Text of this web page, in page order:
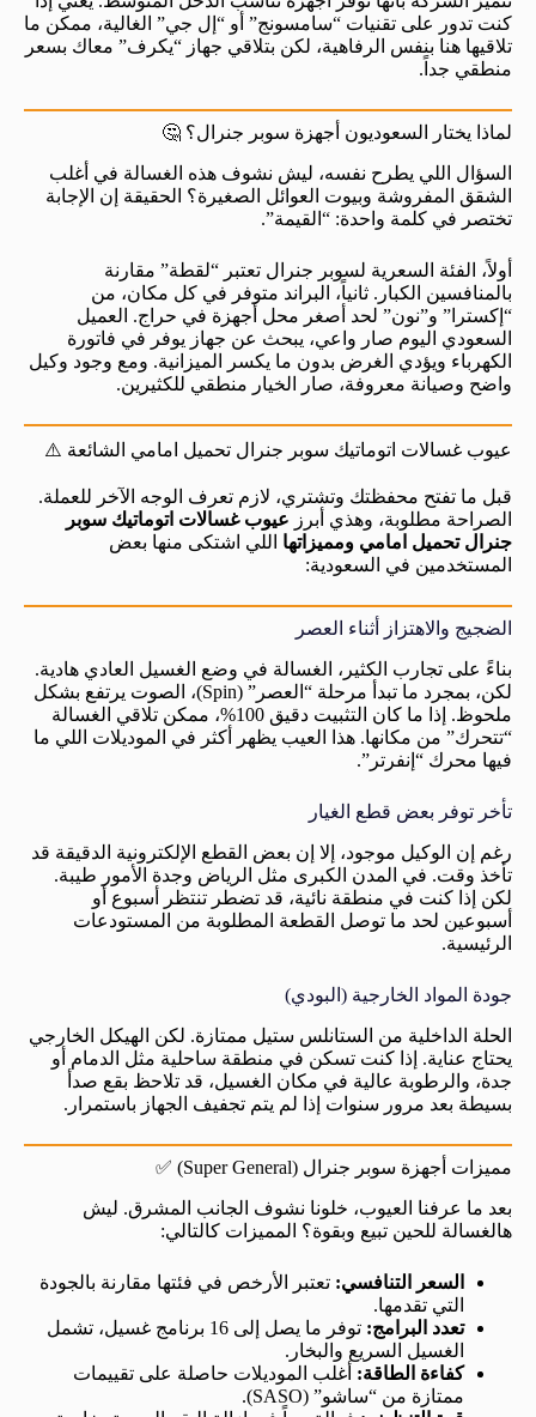
كنت تدور على تقنيات “سامسونج” أو “إل جي” الغالية، ممكن ما
تلاقيها هنا بنفس الرفاهية، لكن بتلاقي جهاز “يكرف” معاك بسعر
منطقي جداً.
لماذا يختار السعوديون أجهزة سوبر جنرال؟ 🤔
السؤال اللي يطرح نفسه، ليش نشوف هذه الغسالة في أغلب
الشقق المفروشة وبيوت العوائل الصغيرة؟ الحقيقة إن الإجابة
تختصر في كلمة واحدة: “القيمة”.
أولاً، الفئة السعرية لسوبر جنرال تعتبر “لقطة” مقارنة
بالمنافسين الكبار. ثانياً، البراند متوفر في كل مكان، من
“إكسترا” و”نون” لحد أصغر محل أجهزة في حراج. العميل
السعودي اليوم صار واعي، يبحث عن جهاز يوفر في فاتورة
الكهرباء ويؤدي الغرض بدون ما يكسر الميزانية. ومع وجود وكيل
واضح وصيانة معروفة، صار الخيار منطقي للكثيرين.
عيوب غسالات اتوماتيك سوبر جنرال تحميل امامي الشائعة ⚠️
قبل ما تفتح محفظتك وتشتري، لازم تعرف الوجه الآخر للعملة.
الصراحة مطلوبة، وهذي أبرز عيوب غسالات اتوماتيك سوبر
جنرال تحميل امامي ومميزاتها اللي اشتكى منها بعض
المستخدمين في السعودية:
الضجيج والاهتزاز أثناء العصر
بناءً على تجارب الكثير، الغسالة في وضع الغسيل العادي هادية.
لكن، بمجرد ما تبدأ مرحلة “العصر” (Spin)، الصوت يرتفع بشكل
ملحوظ. إذا ما كان التثبيت دقيق 100%، ممكن تلاقي الغسالة
“تتحرك” من مكانها. هذا العيب يظهر أكثر في الموديلات اللي ما
فيها محرك “إنفرتر”.
تأخر توفر بعض قطع الغيار
رغم إن الوكيل موجود، إلا إن بعض القطع الإلكترونية الدقيقة قد
تأخذ وقت. في المدن الكبرى مثل الرياض وجدة الأمور طيبة.
لكن إذا كنت في منطقة نائية، قد تضطر تنتظر أسبوع أو
أسبوعين لحد ما توصل القطعة المطلوبة من المستودعات
الرئيسية.
جودة المواد الخارجية (البودي)
الحلة الداخلية من الستانلس ستيل ممتازة. لكن الهيكل الخارجي
يحتاج عناية. إذا كنت تسكن في منطقة ساحلية مثل الدمام أو
جدة، والرطوبة عالية في مكان الغسيل، قد تلاحظ بقع صدأ
بسيطة بعد مرور سنوات إذا لم يتم تجفيف الجهاز باستمرار.
مميزات أجهزة سوبر جنرال (Super General) ✅
بعد ما عرفنا العيوب، خلونا نشوف الجانب المشرق. ليش
هالغسالة للحين تبيع وبقوة؟ المميزات كالتالي:
السعر التنافسي: تعتبر الأرخص في فئتها مقارنة بالجودة
التي تقدمها.
تعدد البرامج:
توفر ما يصل إلى 16 برنامج غسيل، تشمل
الغسيل السريع والبخار.
كفاءة الطاقة: أغلب الموديلات حاصلة على تقييمات
ممتازة من “ساشو” (SASO).